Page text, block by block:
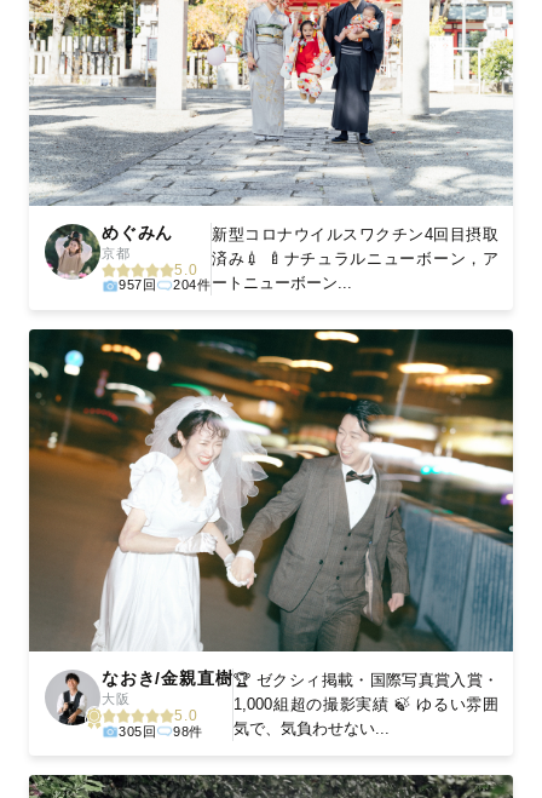
めぐみん
京都
5.0
957回 204件
新型コロナウイルスワクチン4回目摂取
済み💉 🍼ナチュラルニューボーン，ア
ートニューボーン...
なおき/金親直樹
大阪
5.0
305回 98件
🏆 ゼクシィ掲載・国際写真賞入賞・
1,000組超の撮影実績 🍃 ゆるい雰囲
気で、気負わせない...